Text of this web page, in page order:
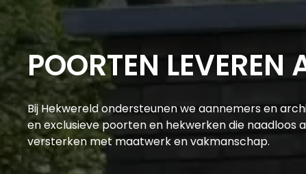
POORTEN LEVEREN
Bij Hekwereld ondersteunen we aannemers en
en exclusieve poorten en hekwerken die
versterken met maatwerk en vakmanschap.